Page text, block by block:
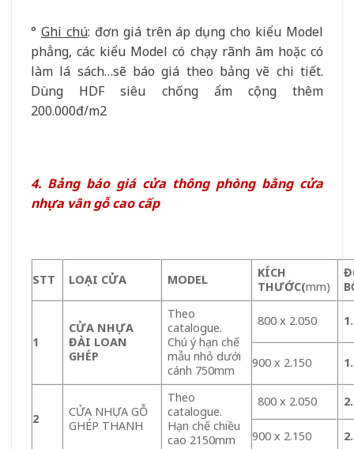
° Ghi chú: đơn giá trên áp dụng cho kiểu Model
phẳng, các kiểu Model có chạy rãnh âm hoặc có
làm lá sách…sẽ báo giá theo bảng vẽ chi tiết.
Dùng HDF siêu chống ẩm cộng thêm
200.000đ/m2
4. Bảng báo giá cửa thông phòng bằng cửa
nhựa vân gỗ cao cấp
STT LOẠI CỬA MODEL
KÍCH
THƯỚC(mm)
1
CỬA NHỰA
ĐÀI LOAN
GHÉP
Theo
catalogue.
Chú ý hạn chế
mẫu nhỏ dưới
cánh 750mm
800 x 2.050
900 x 2.150
2
CỬA NHỰA GỖ
GHÉP THANH
Theo
catalogue.
Hạn chế chiều
cao 2150mm
800 x 2.050
900 x 2.150